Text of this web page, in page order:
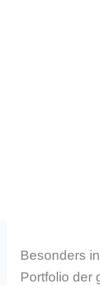
Besonders
Portfolio der